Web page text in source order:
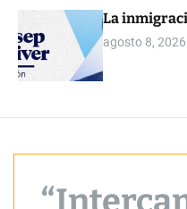
La
agosto 8, 2026